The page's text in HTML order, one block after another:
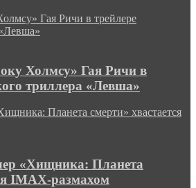
Гая Ричи в трейлере
Холмсу» Гая Ричи в
триллера «Левша»
Планета смерти» хвастается
«Хищника: Планета
IMAX-размахом